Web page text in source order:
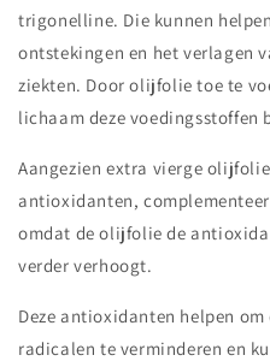
trigonelline. Die kunnen
ontstekingen en het verlagen
ziekten. Door olijfolie toe te
lichaam deze voedingsstoffen
Aangezien extra vierge
antioxidanten,
omdat de olijfolie de
verder verhoogt.
Deze antioxidanten helpen
radicalen te verminderen en